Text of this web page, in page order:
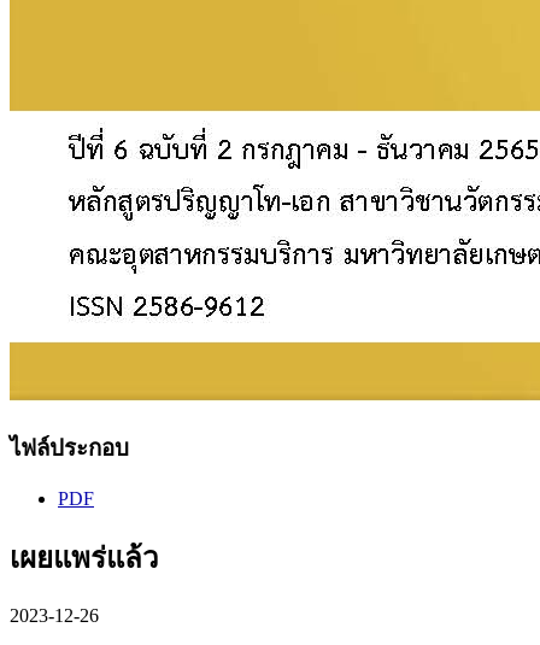
ไฟล์ประกอบ
PDF
เผยแพร่แล้ว
2023-12-26